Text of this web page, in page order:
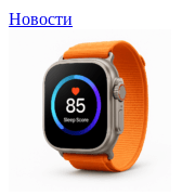
Новости